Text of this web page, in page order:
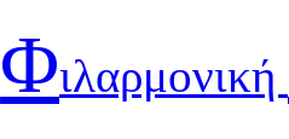
Φιλαρμονική